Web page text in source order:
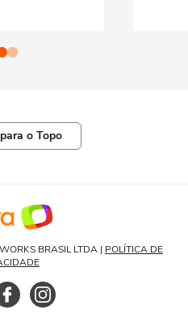
o Topo
BRASIL LTDA | POLÍTICA DE